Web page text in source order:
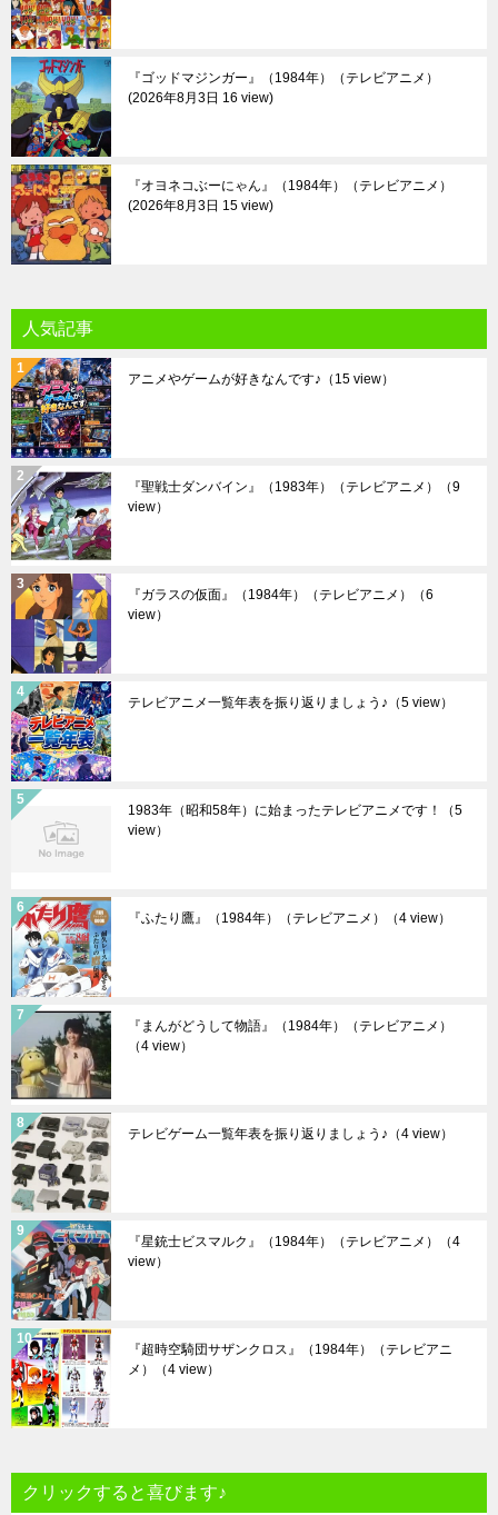
『ゴッドマジンガー』（1984年）（テレビアニメ）
2026年8月3日 16 view
『オヨネコぶーにゃん』（1984年）（テレビアニメ）
2026年8月3日 15 view
人気記事
アニメやゲームが好きなんです♪ （15 view）
『聖戦士ダンバイン』（1983年）（テレビアニメ）
（9
view）
『ガラスの仮面』（1984年）（テレビアニメ）
（6
view）
テレビアニメ一覧年表を振り返りましょう♪ （5 view）
1983年（昭和58年）に始まったテレビアニメです！
（5
view）
『ふたり鷹』（1984年）（テレビアニメ） （4 view）
『まんがどうして物語』（1984年）（テレビアニメ）
（4 view）
テレビゲーム一覧年表を振り返りましょう♪ （4 view）
『星銃士ビスマルク』（1984年）（テレビアニメ）
（4
view）
『超時空騎団サザンクロス』（1984年）（テレビアニ
メ）
（4 view）
クリックすると喜びます♪